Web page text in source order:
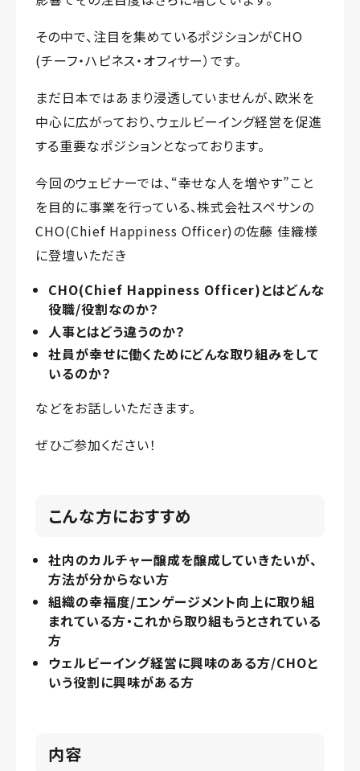
その中で、注目を集めているポジションがCHO
(チーフ・ハピネス・オフィサー）です。
まだ日本ではあまり浸透していませんが、欧米を
中心に広がっており、ウェルビーイング経営を促進
する重要なポジションとなっております。
今回のウェビナーでは、“幸せな人を増やす”こと
を目的に事業を行っている、株式会社スペサンの
CHO(Chief Happiness Officer)の佐藤 佳織様
に登壇いただき
CHO(Chief Happiness Officer)とはどんな
役職/役割なのか？
人事とはどう違うのか？
社員が幸せに働くためにどんな取り組みをして
いるのか？
などをお話しいただきます。
ぜひご参加ください！
こんな方におすすめ
社内のカルチャー醸成を醸成していきたいが、
方法が分からない方
組織の幸福度/エンゲージメント向上に取り組
まれている方・これから取り組もうとされている
方
ウェルビーイング経営に興味のある方/CHOと
いう役割に興味がある方
内容